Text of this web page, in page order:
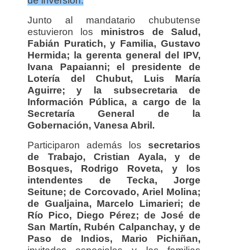
Junto al mandatario chubutense
estuvieron los ministros de Salud,
Fabián Puratich, y Familia, Gustavo
Hermida; la gerenta general del IPV,
Ivana Papaianni; el presidente de
Lotería del Chubut, Luis María
Aguirre; y la subsecretaria de
Información Pública, a cargo de la
Secretaría General de la
Gobernación, Vanesa Abril.
Participaron además lossecretarios
de Trabajo, Cristian Ayala, y de
Bosques, Rodrigo Roveta, y los
intendentes de Tecka, Jorge
Seitune; de Corcovado, Ariel Molina;
de Gualjaina, Marcelo Limarieri; de
Río Pico, Diego Pérez; de José de
San Martín, Rubén Calpanchay, y de
Paso de Indios, Mario Pichiñan,